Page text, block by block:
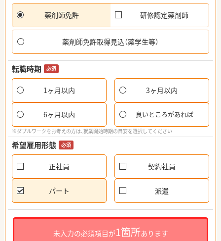
薬剤師免許 研修認定薬剤師
薬剤師免許取得見込（薬学生等）
転職時期 必須
1ヶ月以内 3ヶ月以内
6ヶ月以内 良いところがあれば
※ダブルワークをお考えの方は、就業開始時期の目安を選択してください
希望雇用形態 必須
正社員 契約社員
パート 派遣
未入力の必須項目が1箇所あります